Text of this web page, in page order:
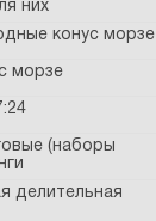
них
конус морзе
морзе
(наборы
делительная